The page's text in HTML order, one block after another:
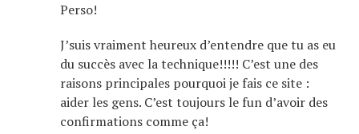
Perso!
J’suis vraiment heureux d’entendre que tu as eu
du succès avec la technique!!!!! C’est une des
raisons principales pourquoi je fais ce site :
aider les gens. C’est toujours le fun d’avoir des
confirmations comme ça!